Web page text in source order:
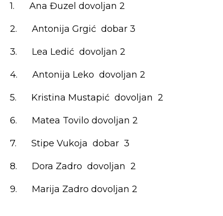
1. Ana Đuzel dovoljan 2
2. Antonija Grgić dobar 3
3. Lea Ledić dovoljan 2
4. Antonija Leko dovoljan 2
5. Kristina Mustapić dovoljan 2
6. Matea Tovilo dovoljan 2
7. Stipe Vukoja dobar 3
8. Dora Zadro dovoljan 2
9. Marija Zadro dovoljan 2